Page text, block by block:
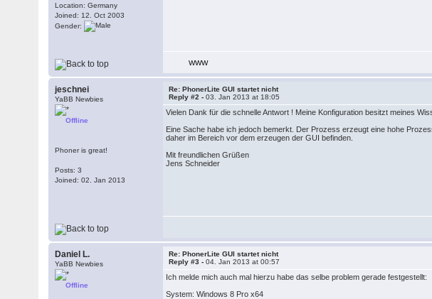
Location: Germany
Joined: 12. Oct 2003
Gender:
WWW
jeschnei
YaBB Newbies
Offline
Phoner is great!
Posts: 3
Joined: 02. Jan 2013
Re: PhonerLite GUI startet nicht
Reply #2 -03. Jan 2013 at 18:05
Vielen Dank für die schnelle Antwort ! Meine Konfiguration besitzt meines
Eine Sache habe ich jedoch bemerkt. Der Prozess erzeugt eine hohe
daher im Bereich vor dem erzeugen der GUI befinden.
Mit freundlichen Grüßen
Jens Schneider
Daniel L.
YaBB Newbies
Offline
Re: PhonerLite GUI startet nicht
Reply #3 -04. Jan 2013 at 00:57
Ich melde mich auch mal hierzu habe das selbe problem gerade festgestellt:
System: Windows 8 Pro x64